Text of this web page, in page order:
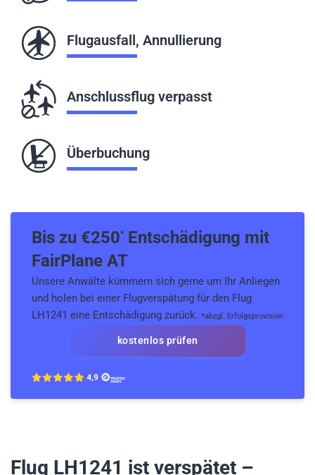
Flugausfall, Annullierung
Anschlussflug verpasst
Überbuchung
Bis zu €250*Entschädigung mit
FairPlane AT
Unsere Anwälte kümmern sich gerne um Ihr Anliegen
und holen bei einer Flugverspätung für den Flug
LH1241 eine Entschädigung zurück. *abzgl. Erfolgsprovision
kostenlos prüfen
Flug LH1241 ist verspätet –